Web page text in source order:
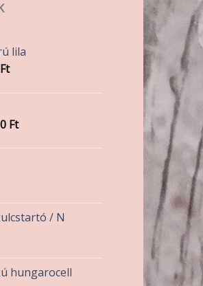
lila
FtÁrtartomány:
-
890 Ft
FtÁrtartomány:
800 Ft
/ N
hungarocell